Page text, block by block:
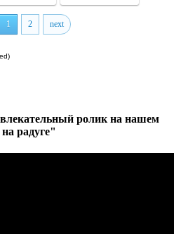
1 2 next
ролик на нашем
радуге"